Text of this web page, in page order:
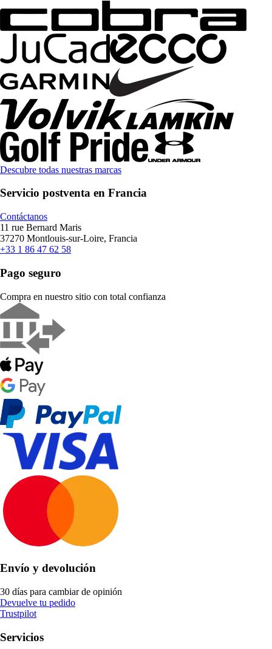
Descubre todas nuestras marcas
Servicio postventa en Francia
Contáctanos
11 rue Bernard Maris
37270 Montlouis-sur-Loire, Francia
+33 1 86 47 62 58
Pago seguro
Compra en nuestro sitio con total confianza
Envío y devolución
30 días para cambiar de opinión
Devuelve tu pedido
Trustpilot
Servicios